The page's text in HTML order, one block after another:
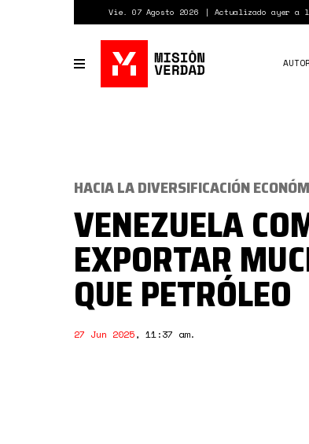
Vie. 07 Agosto 2026 Actualizado ayer a
Toggle
navigation
HACIA LA DIVERSIFICACIÓN
VENEZUELA
EXPORTAR
QUE PETRÓLEO
27 Jun 2025, 11:37 am.